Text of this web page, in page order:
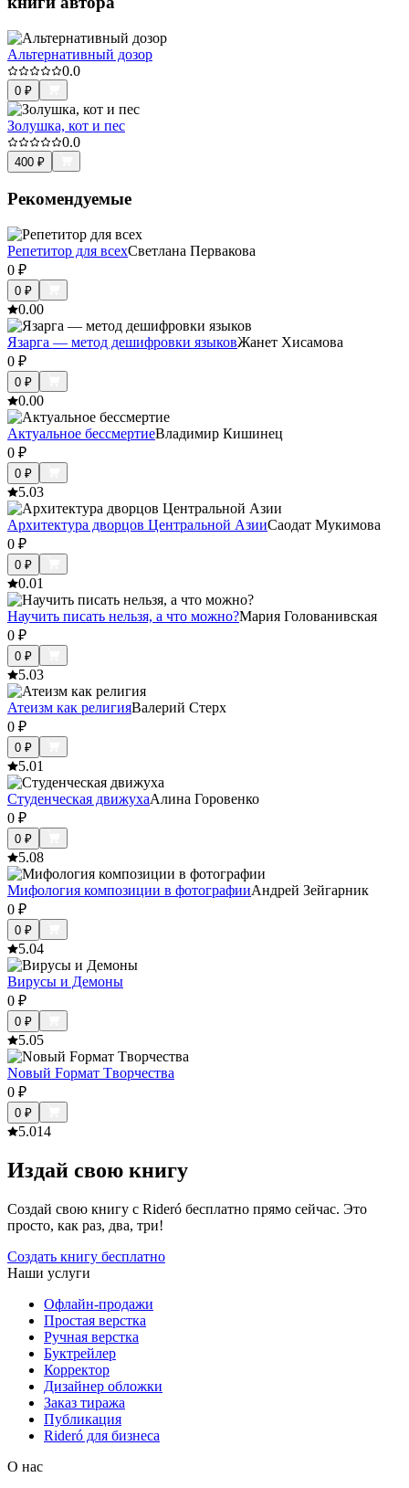
Альтернативный дозор
0.0
0 ₽
Золушка, кот и пес
0.0
400 ₽
Рекомендуемые
Репетитор для всехСветлана Первакова
0 ₽
0 ₽
0.00
Язарга — метод дешифровки языковЖанет Хисамова
0 ₽
0 ₽
0.00
Актуальное бессмертиеВладимир Кишинец
0 ₽
0 ₽
5.03
Архитектура дворцов Центральной АзииСаодат Мукимова
0 ₽
0 ₽
0.01
Научить писать нельзя, а что можно?Мария Голованивская
0 ₽
0 ₽
5.03
Атеизм как религияВалерий Стерх
0 ₽
0 ₽
5.01
Студенческая движухаАлина Горовенко
0 ₽
0 ₽
5.08
Мифология композиции в фотографииАндрей Зейгарник
0 ₽
0 ₽
5.04
Вирусы и Демоны
0 ₽
0 ₽
5.05
Nовый Fормат Tворчества
0 ₽
0 ₽
5.014
Издай свою книгу
Создай свою книгу с Rideró бесплатно прямо сейчас. Это
просто, как раз, два, три!
Создать книгу бесплатно
Наши услуги
Офлайн-продажи
Простая верстка
Ручная верстка
Буктрейлер
Корректор
Дизайнер обложки
Заказ тиража
Публикация
Rideró для бизнеса
О нас